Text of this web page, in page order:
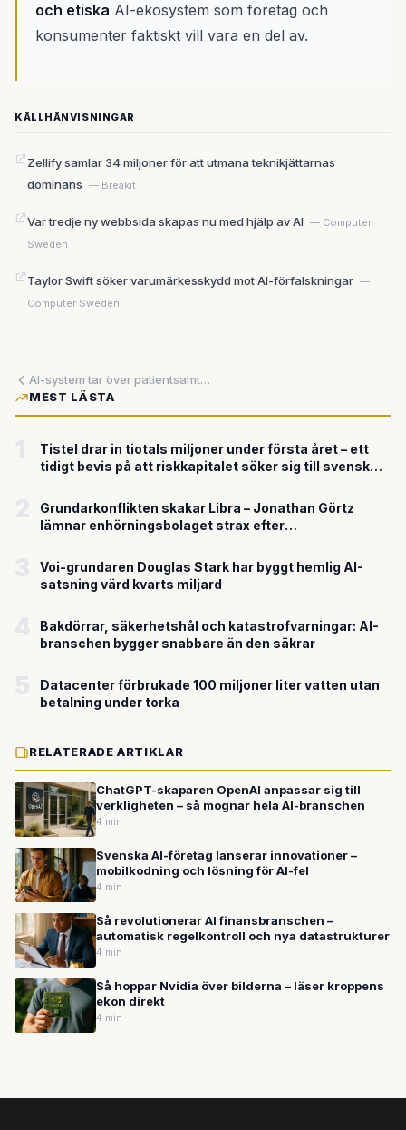
och etiska AI-ekosystem som företag och
konsumenter faktiskt vill vara en del av.
KÄLLHÄNVISNINGAR
Zellify samlar 34 miljoner för att utmana teknikjättarnas
dominans — Breakit
Var tredje ny webbsida skapas nu med hjälp av AI — Computer
Sweden
Taylor Swift söker varumärkesskydd mot AI-förfalskningar —
Computer Sweden
AI-system tar över patientsamtal – läkarförsäkringar stiger för sjunde året i rad
MEST LÄSTA
Tistel drar in tiotals miljoner under första året – ett
tidigt bevis på att riskkapitalet söker sig till svensk
Grundarkonflikten skakar Libra – Jonathan Görtz
lämnar enhörningsbolaget strax efter
Voi-grundaren Douglas Stark har byggt hemlig AI-
satsning värd kvarts miljard
Bakdörrar, säkerhetshål och katastrofvarningar: AI-
branschen bygger snabbare än den säkrar
Datacenter förbrukade 100 miljoner liter vatten utan
betalning under torka
RELATERADE ARTIKLAR
ChatGPT-skaparen OpenAI anpassar sig till
verkligheten – så mognar hela AI-branschen
4 min
Svenska AI-företag lanserar innovationer –
mobilkodning och lösning för AI-fel
4 min
Så revolutionerar AI finansbranschen –
automatisk regelkontroll och nya datastrukturer
4 min
Så hoppar Nvidia över bilderna – läser kroppens
ekon direkt
4 min